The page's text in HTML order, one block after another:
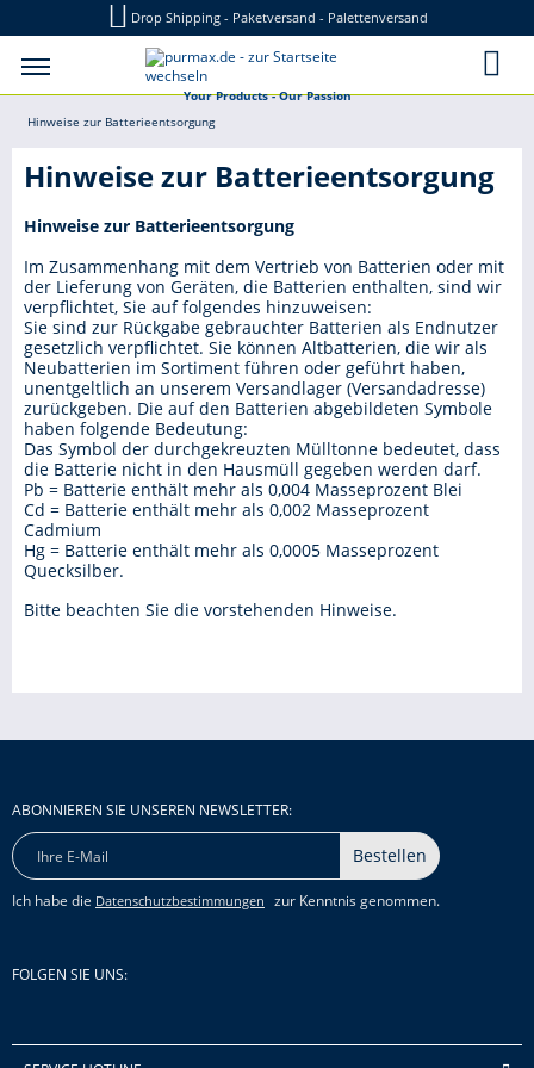
Drop Shipping - Paketversand - Palettenversand
Your Products - Our Passion
Hinweise zur Batterieentsorgung
Hinweise zur Batterieentsorgung
Hinweise zur Batterieentsorgung
Im Zusammenhang mit dem Vertrieb von Batterien oder mit
der Lieferung von Geräten, die Batterien enthalten, sind wir
verpflichtet, Sie auf folgendes hinzuweisen:
Sie sind zur Rückgabe gebrauchter Batterien als Endnutzer
gesetzlich verpflichtet. Sie können Altbatterien, die wir als
Neubatterien im Sortiment führen oder geführt haben,
unentgeltlich an unserem Versandlager (Versandadresse)
zurückgeben. Die auf den Batterien abgebildeten Symbole
haben folgende Bedeutung:
Das Symbol der durchgekreuzten Mülltonne bedeutet, dass
die Batterie nicht in den Hausmüll gegeben werden darf.
Pb = Batterie enthält mehr als 0,004 Masseprozent Blei
Cd = Batterie enthält mehr als 0,002 Masseprozent
Cadmium
Hg = Batterie enthält mehr als 0,0005 Masseprozent
Quecksilber.
Bitte beachten Sie die vorstehenden Hinweise.
ABONNIEREN SIE UNSEREN NEWSLETTER:
Bestellen
Ich habe die Datenschutzbestimmungen zur Kenntnis genommen.
FOLGEN SIE UNS: